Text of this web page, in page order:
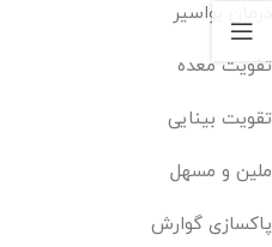
درمان بواسیر
تقویت معده
تقویت بینایی
ملین و مسهل
پاکسازی گوارش